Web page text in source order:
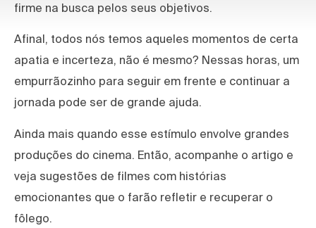
firme na busca pelos seus objetivos.
Afinal, todos nós temos aqueles momentos de certa
apatia e incerteza, não é mesmo? Nessas horas, um
empurrãozinho para seguir em frente e continuar a
jornada pode ser de grande ajuda.
Ainda mais quando esse estímulo envolve grandes
produções do cinema. Então, acompanhe o artigo e
veja sugestões de filmes com histórias
emocionantes que o farão refletir e recuperar o
fôlego.